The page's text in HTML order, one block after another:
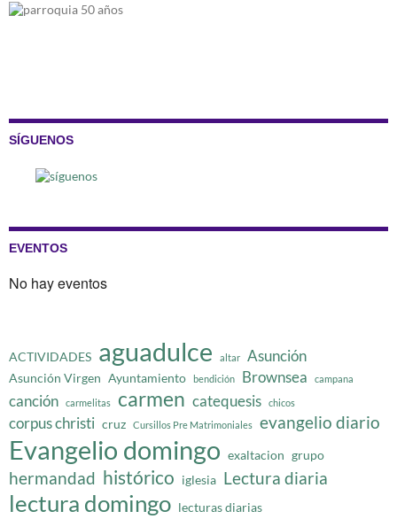
SÍGUENOS
EVENTOS
No hay eventos
ACTIVIDADES aguadulce altar Asunción
Asunción Virgen Ayuntamiento bendición Brownsea campana
canción carmelitas carmen catequesis chicos
corpus christi cruz Cursillos Pre Matrimoniales evangelio diario
Evangelio domingo exaltacion grupo
hermandad histórico iglesia Lectura diaria
lectura domingo lecturas diarias